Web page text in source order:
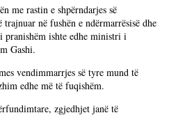
me rastin e shpërndarjes së
në fushën e ndërmarrësisë dhe
ishte edhe ministri i
Gashi.
vendimmarrjes së tyre mund të
edhe më të fuqishëm.
zgjedhjet janë të